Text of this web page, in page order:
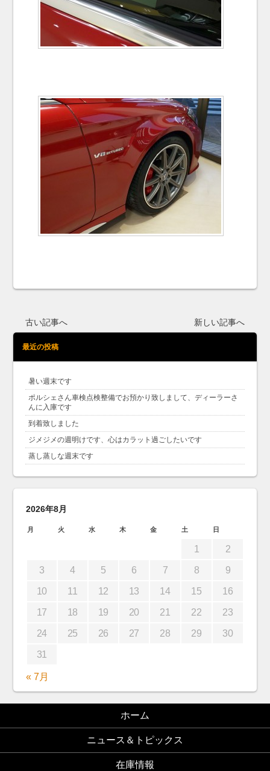
古い記事へ 新しい記事へ
最近の投稿
暑い週末です
ポルシェさん車検点検整備でお預かり致しまして、ディーラーさ
んに入庫です
到着致しました
ジメジメの週明けです、心はカラット過ごしたいです
蒸し蒸しな週末です
2026年8月
月 火 水 木 金 土 日
1 2
3 4 5 6 7 8 9
10 11 12 13 14 15 16
17 18 19 20 21 22 23
24 25 26 27 28 29 30
31
« 7月
ホーム
ニュース＆トピックス
在庫情報